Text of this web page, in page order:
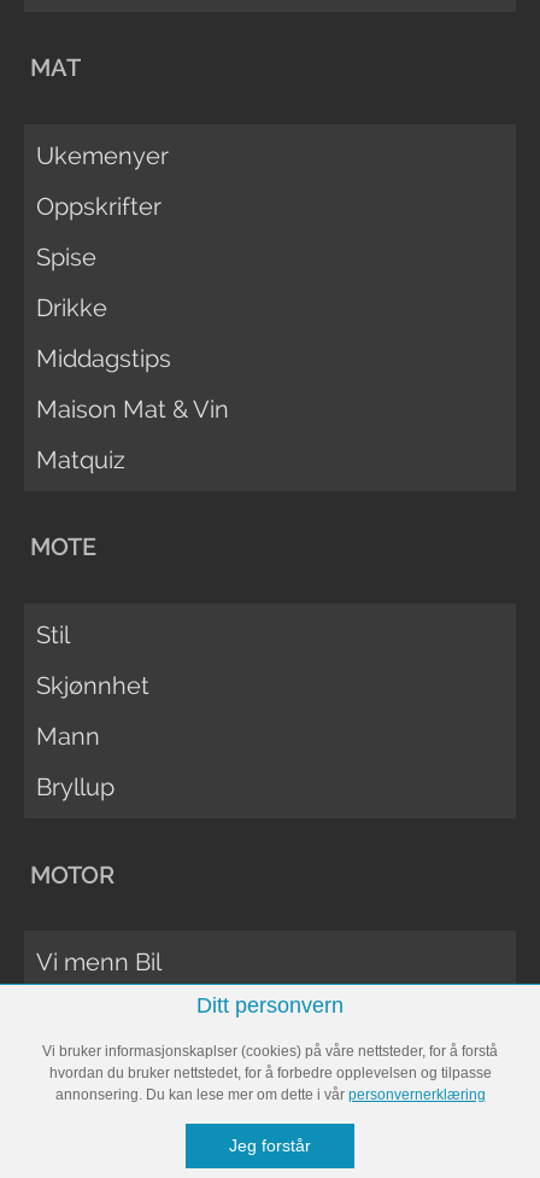
MAT
Ukemenyer
Oppskrifter
Spise
Drikke
Middagstips
Maison Mat & Vin
Matquiz
MOTE
Stil
Skjønnhet
Mann
Bryllup
MOTOR
Vi menn Bil
Vi Menn Båt
Ditt personvern
Vi bruker informasjonskaplser (cookies) på våre nettsteder, for å forstå
hvordan du bruker nettstedet, for å forbedre opplevelsen og tilpasse
annonsering. Du kan lese mer om dette i vår personvernerklæring
Jeg forstår